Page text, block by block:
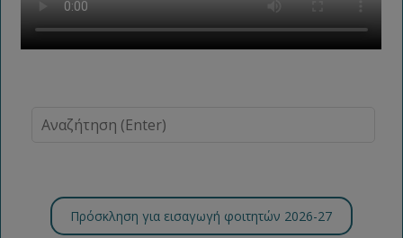
Πρόσκληση για εισαγωγή φοιτητών 2026-27